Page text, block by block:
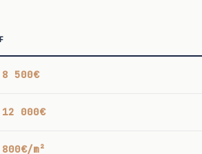
500€
000€
m²